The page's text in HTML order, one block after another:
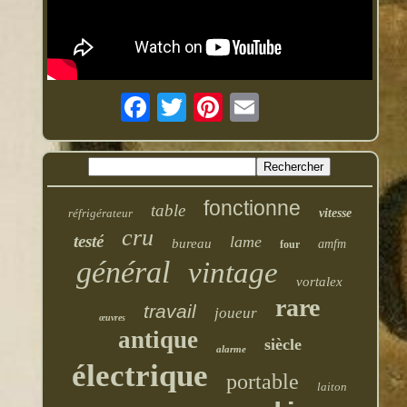
réfrigérateur table fonctionne vitesse
testé cru bureau lame four amfm
général vintage vortalex
œuvres travail joueur rare
antique alarme siècle
électrique portable laiton